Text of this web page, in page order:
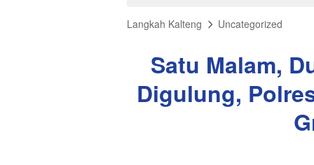
Langkah Kalteng Uncategorized
Satu Malam,
Digulung,